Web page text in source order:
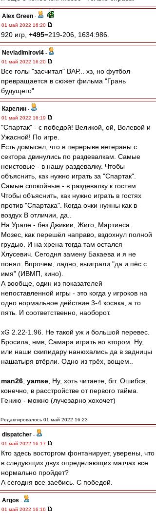
Alex Green -
01 май 2022 16:20
920 игр, +495=219-206, 1634:986.
Nevladimirovi4 -
01 май 2022 16:20
Все голы "засчитал" ВАР... хз, но футбол
превращается в сюжет фильма "Грань
будущего"
Карелин -
01 май 2022 16:19
"Спартак" - с победой! Великой, ой, Волевой и
Ужасной! По игре.
Есть домысел, что в перерыве ветераны с
сектора двинулись по раздевалкам. Самые
неистовые - в нашу раздевалку. Чтобы
объяснить, как нужно играть за "Спартак".
Самые спокойные - в раздевалку к гостям.
Чтобы объяснить, как нужно играть в гостях
против "Спартака". Когда очки нужны как в
воздух В отличии, да..
На Урале - без Джикии, Жиго, Мартинса.
Мозес, как перешёл направо, вздохнул полной
грудью. И на хрена тогда там остался
Хлусевич. Сегодня замену Бакаева и я не
понял. Впрочем, ладно, выиграли "да и пёс с
имя" (ИВМП, кино).
А вообще, один из показателей
непоставленной игры - это когда у игроков на
одно нормальное действие 3-4 косяка, а то
пять. И соответственно, наоборот.
xG 2.22-1.96. Не такой уж и большой перевес.
Бросила, нмв, Самара играть во втором. Ну,
или наши скипидару нанюхались да в задницы
нашатыря втёрли. Одно из трёх, вощем..
man26 yamse , Ну, хоть читаете, бгг..Ошибся,
конечно, в расстройстве от первого тайма.
Гению - можно (лучезарно хохочет)
Редактировалось 01 май 2022 16:23
dispatcher -
01 май 2022 16:17
Кто здесь восторгом фонтанирует, уверены, что
в следующих двух определяющих матчах все
нормально пройдет?
А сегодня все заебись. С победой.
Argos -
01 май 2022 16:16